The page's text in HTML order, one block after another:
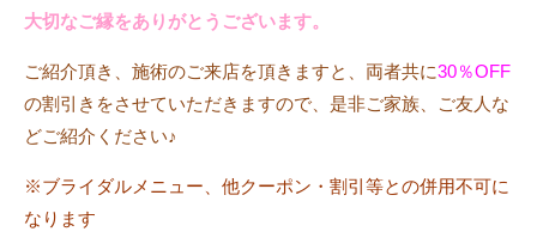
大切なご縁をありがとうございます。
ご紹介頂き、施術のご来店を頂きますと、両者共に30％OFF
の割引きをさせていただきますので、是非ご家族、ご友人な
どご紹介ください♪
※ブライダルメニュー、他クーポン・割引等との併用不可に
なります